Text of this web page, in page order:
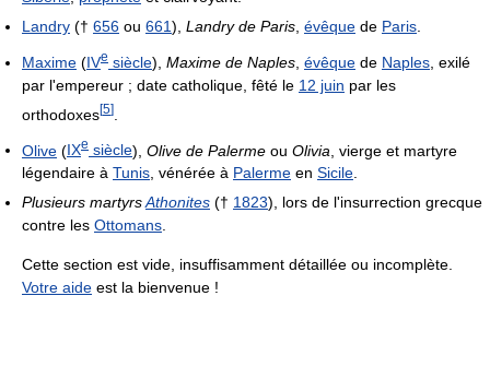
Landry († 656 ou 661), Landry de Paris, évêque de Paris.
Maxime (IVe siècle), Maxime de Naples évêque de Naples , exilé
par l'empereur ; date catholique, fêté le 12 juin par les
orthodoxes[5]
Olive (IXe siècle), Olive de Palerme ou Olivia , vierge et martyre
légendaire à Tunis, vénérée à Palerme en Sicile.
Plusieurs martyrsAthonites († 1823), lors de l'insurrection grecque
contre les Ottomans.
Cette section est vide, insuffisamment détaillée ou incomplète.
Votre aide est la bienvenue !